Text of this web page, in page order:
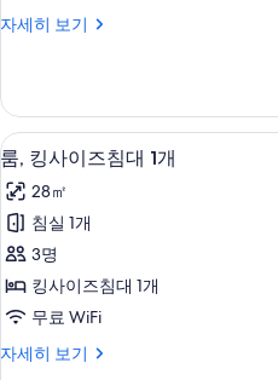
침
1
개
사
진
모
두
보
기
자세히 보기
클
사
이
즈
침
대
개
자
세
히
보
기
룸,
킹
사
이
즈
침
1
8
룸, 킹사이즈침대 1개
28㎡
침실 1개
3명
킹사이즈침대 1개
무료 WiFi
자세히 보기
룸,